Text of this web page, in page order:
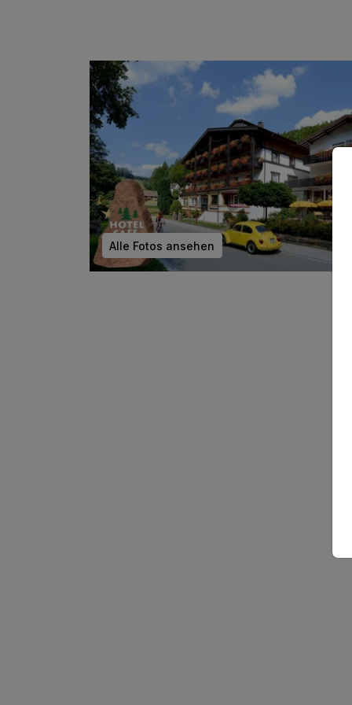
Wellnessbereich
inkl. kuscheliger Leih-Bademantel & Saunatuch
inkl. aktueller Baiersbronner
inkl. Wanderguide mit Tourenvorschlägen
inkl. Parkplatz am Hotel
inkl. WLAN
Alle Fotos ansehen